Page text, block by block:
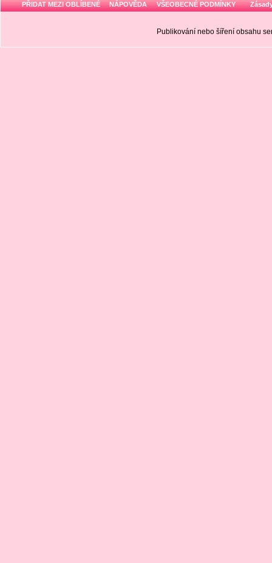
PŘIDAT MEZI OBLÍBENÉ NÁPOVĚDA VŠEOBECNÉ PODMÍNKY
Publikování nebo šíření obsahu